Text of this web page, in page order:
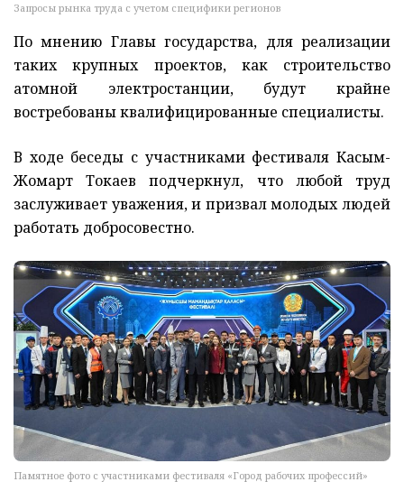
Запросы рынка труда с учетом специфики регионов
По мнению Главы государства, для реализации
таких крупных проектов, как строительство
атомной электростанции, будут крайне
востребованы квалифицированные специалисты.
В ходе беседы с участниками фестиваля Касым-
Жомарт Токаев подчеркнул, что любой труд
заслуживает уважения, и призвал молодых людей
работать добросовестно.
Памятное фото с участниками фестиваля «Город рабочих профессий»